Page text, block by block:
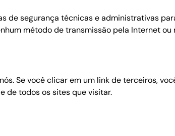
de segurança técnicas e administrativas
método de transmissão pela Internet
Se você clicar em um link de terceiros,
de todos os sites que visitar.